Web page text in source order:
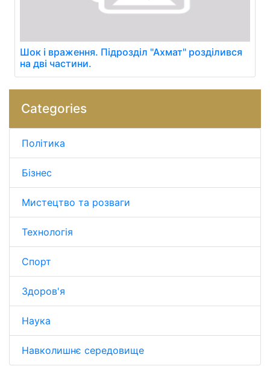
Шок і враження. Підрозділ "Ахмат" розділився
на дві частини.
Categories
Політика
Бізнес
Мистецтво та розваги
Технологія
Спорт
Здоров'я
Наука
Навколишнє середовище